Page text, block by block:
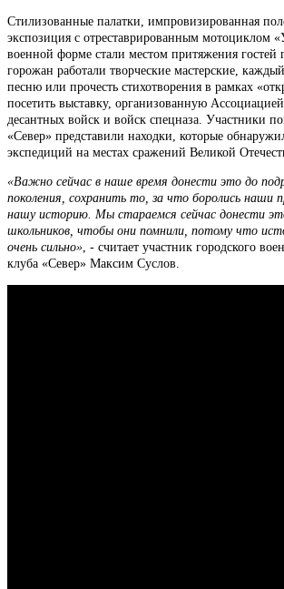
Стилизованные палатки, импровизированная
экспозиция с отреставрированным мотоциклом
военной форме стали местом притяжения гостей
горожан работали творческие мастерские,
песню или прочесть стихотворения в рамках
посетить выставку, организованную
десантных войск и войск спецназа. Участники
«Север» представили находки, которые
экспедиций на местах сражений Великой
«Важно сейчас в наше время донести это до
поколения, сохранить то, за что боролись наши
нашу историю. Мы стараемся сейчас донести
школьников, чтобы они помнили, потому что
очень сильно» , - считает участник городского
клуба «Север» Максим Суслов.